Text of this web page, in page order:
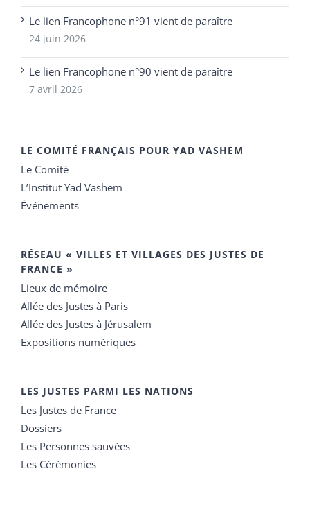
Le lien Francophone n°91 vient de paraître
24 juin 2026
Le lien Francophone n°90 vient de paraître
7 avril 2026
LE COMITÉ FRANÇAIS POUR YAD VASHEM
Le Comité
L’Institut Yad Vashem
Événements
RÉSEAU « VILLES ET VILLAGES DES JUSTES DE
FRANCE »
Lieux de mémoire
Allée des Justes à Paris
Allée des Justes à Jérusalem
Expositions numériques
LES JUSTES PARMI LES NATIONS
Les Justes de France
Dossiers
Les Personnes sauvées
Les Cérémonies